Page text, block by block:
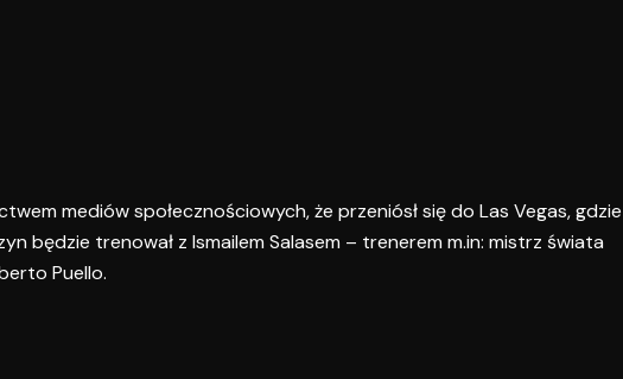
mediów społecznościowych, że przeniósł się do Las Vegas, gdzie
będzie trenował z Ismailem Salasem – trenerem m.in: mistrz świata
Puello.